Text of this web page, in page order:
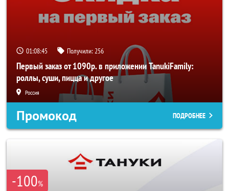
01:08:44 Получили:256
Первый заказ от 1090р. в приложении TanukiFamily:
роллы, суши, пицца и другое
Россия
Промокод ПОДРОБНЕЕ
-100%